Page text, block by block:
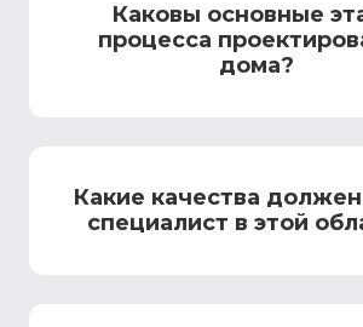
Каковы основные
процесса
дома?
Какие качества
специалист в этой